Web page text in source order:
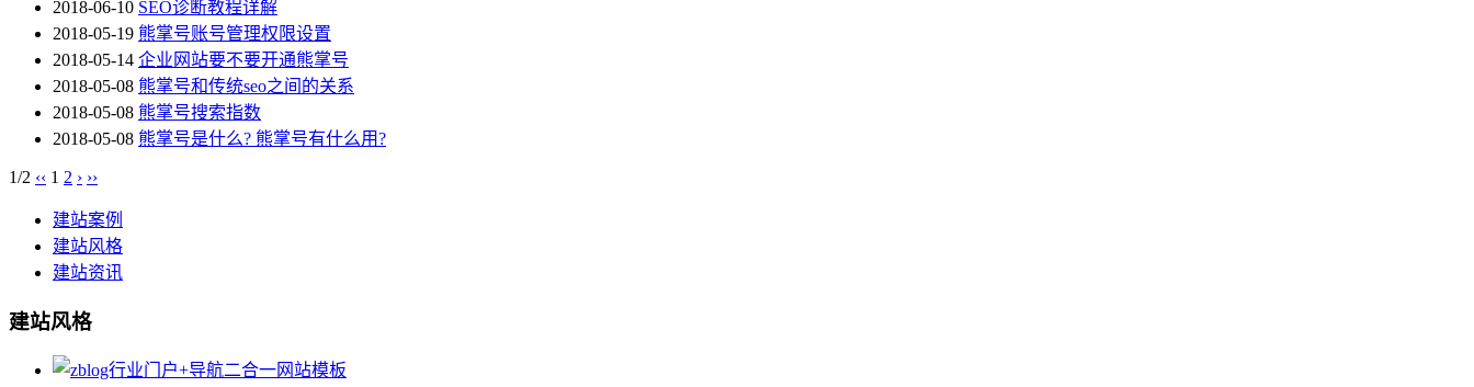
2018-06-10 SEO诊断教程详解
2018-05-19 熊掌号账号管理权限设置
2018-05-14 企业网站要不要开通熊掌号
2018-05-08 熊掌号和传统seo之间的关系
2018-05-08 熊掌号搜索指数
2018-05-08 熊掌号是什么? 熊掌号有什么用?
1/2 ‹‹ 1 2 › ››
建站案例
建站风格
建站资讯
建站风格